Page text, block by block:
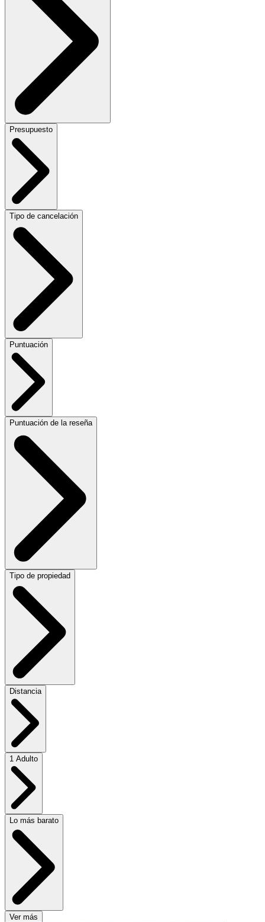
Presupuesto
Tipo de cancelación
Puntuación
Puntuación de la reseña
Tipo de propiedad
Distancia
1 Adulto
Lo más barato
Ver más